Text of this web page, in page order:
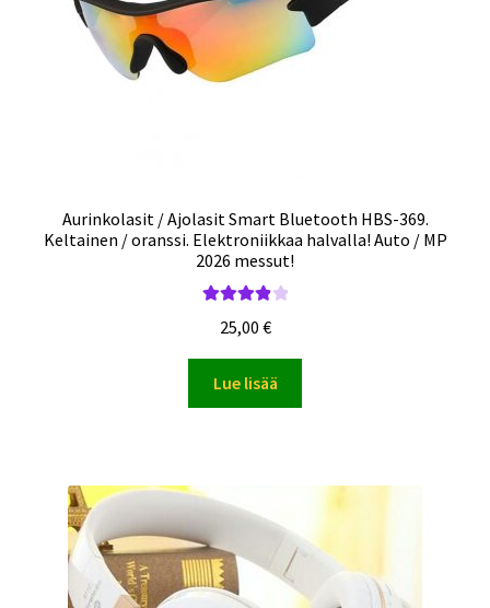
Aurinkolasit / Ajolasit Smart Bluetooth HBS-369.
Keltainen / oranssi. Elektroniikkaa halvalla! Auto / MP
2026 messut!
tuotteesta:
4.00/ 5
25,00 €
Lue lisää